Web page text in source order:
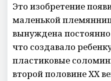
Это изобретение
маленькой
вынуждена постоянно
что создавало
пластиковые
второй половине XX